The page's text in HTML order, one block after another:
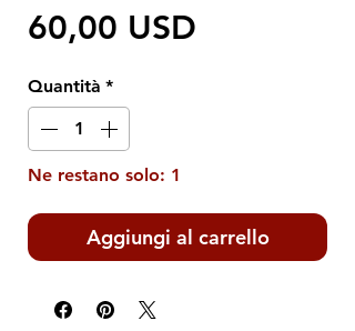
60,00 USD
Quantità *
Ne restano solo: 1
Aggiungi al carrello